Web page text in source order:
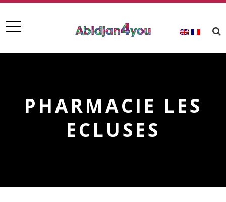
PHARMACIE LES
ECLUSES